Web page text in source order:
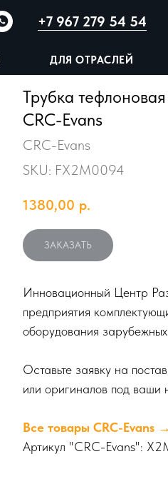
+7 967 279 54 54
ДЛЯ ОТРАСЛЕЙ
Трубка
CRC-Evans
CRC-Evans
SKU: FX2M0094
1380,00 р.
ЗАКАЗАТЬ
Инновационный Центр
предприятия
оборудования зарубежных
Оставьте заявку на
или оригиналов под ваши
Все товары CRC-Evans →
Артикул "CRC-Evans":